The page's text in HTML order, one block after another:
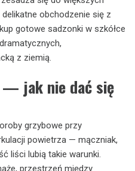
obchodzenie się z
gotowe sadzonki w szkółce
z ziemią.
— jak nie dać się
grzybowe przy
powietrza — mączniak,
liści lubią takie warunki.
przestrzeń między